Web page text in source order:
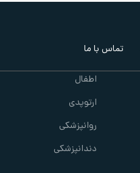
تماس با ما
اطفال
ارتوپدی
روانپزشکی
دندانپزشکی